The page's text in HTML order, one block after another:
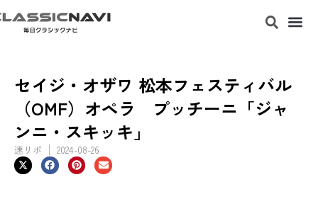
セイジ・オザワ 松本フェスティバル
（OMF）オペラ プッチーニ「ジャ
ンニ・スキッキ」
速リポ 2024-08-26